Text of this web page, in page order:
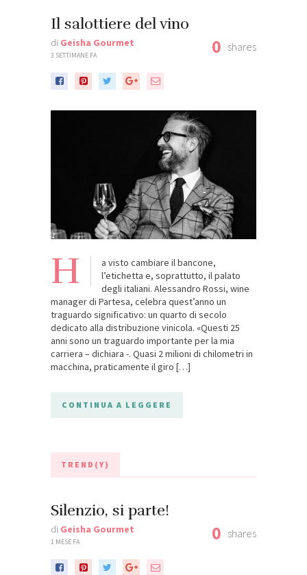
Il salottiere del vino
di Geisha Gourmet
3 SETTIMANE FA 0 shares
H
a visto cambiare il bancone,
l’etichetta e, soprattutto, il palato
degli italiani. Alessandro Rossi, wine
manager di Partesa, celebra quest’anno un
traguardo significativo: un quarto di secolo
dedicato alla distribuzione vinicola. «Questi 25
anni sono un traguardo importante per la mia
carriera – dichiara -. Quasi 2 milioni di chilometri in
macchina, praticamente il giro […]
CONTINUA A LEGGERE
TREND(Y)
Silenzio, si parte!
di Geisha Gourmet
1 MESE FA 0 shares